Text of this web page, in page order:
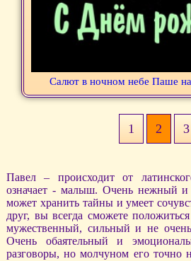
Салют в ночном небе Паше
1 2 3
Павел – происходит от
означает - малыш. Очень нежный и
может хранить тайны и умеет
друг, вы всегда сможете
мужественный, сильный и не
Очень обаятельный и
разговоры, но молчуном его точно